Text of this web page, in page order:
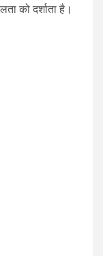
को दर्शाता है।